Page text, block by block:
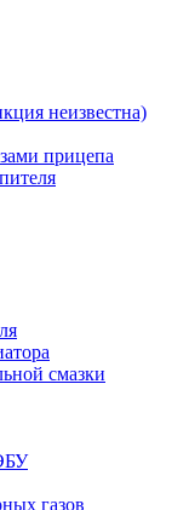
неизвестна)
прицепа
смазки
газов